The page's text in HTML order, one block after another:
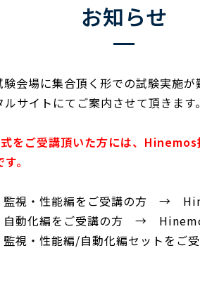
お知らせ
場に集合頂く形での試験実施が
サイトにてご案内させて頂きます。
をご受講頂いた方には、
。
監視・性能編をご受講の方 →
自動化編をご受講の方 →
監視・性能編/自動化編セット